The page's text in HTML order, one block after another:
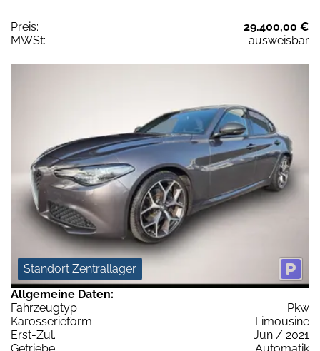
Preis:
29.400,00 €
MWSt:
ausweisbar
Standort Zentrallager
Allgemeine Daten:
Fahrzeugtyp
Pkw
Karosserieform
Limousine
Erst-Zul.
Jun / 2021